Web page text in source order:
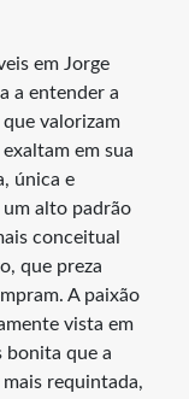
em Jorge
a entender a
valorizam
em sua
única e
um alto padrão
conceitual
que preza
A paixão
vista em
bonita que a
requintada,